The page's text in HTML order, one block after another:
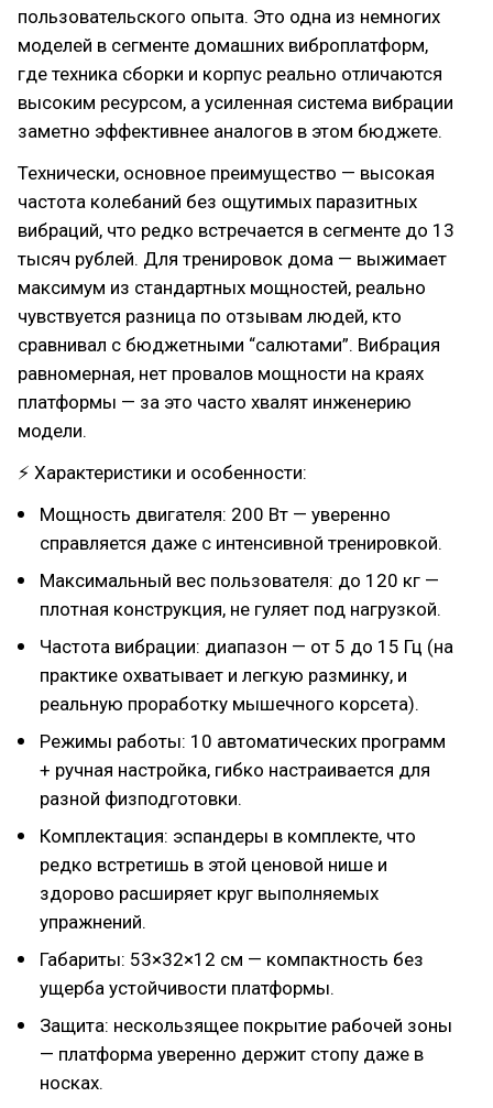
пользовательского опыта. Это одна из немногих
моделей в сегменте домашних виброплатформ,
где техника сборки и корпус реально отличаются
высоким ресурсом, а усиленная система вибрации
заметно эффективнее аналогов в этом бюджете.
Технически, основное преимущество — высокая
частота колебаний без ощутимых паразитных
вибраций, что редко встречается в сегменте до 13
тысяч рублей. Для тренировок дома — выжимает
максимум из стандартных мощностей, реально
чувствуется разница по отзывам людей, кто
сравнивал с бюджетными “салютами”. Вибрация
равномерная, нет провалов мощности на краях
платформы — за это часто хвалят инженерию
модели.
⚡ Характеристики и особенности:
Мощность двигателя: 200 Вт — уверенно
справляется даже с интенсивной тренировкой.
Максимальный вес пользователя: до 120 кг —
плотная конструкция, не гуляет под нагрузкой.
Частота вибрации: диапазон — от 5 до 15 Гц (на
практике охватывает и легкую разминку, и
реальную проработку мышечного корсета).
Режимы работы: 10 автоматических программ
+ ручная настройка, гибко настраивается для
разной физподготовки.
Комплектация: эспандеры в комплекте, что
редко встретишь в этой ценовой нише и
здорово расширяет круг выполняемых
упражнений.
Габариты: 53×32×12 см — компактность без
ущерба устойчивости платформы.
Защита: нескользящее покрытие рабочей зоны
— платформа уверенно держит стопу даже в
носках.